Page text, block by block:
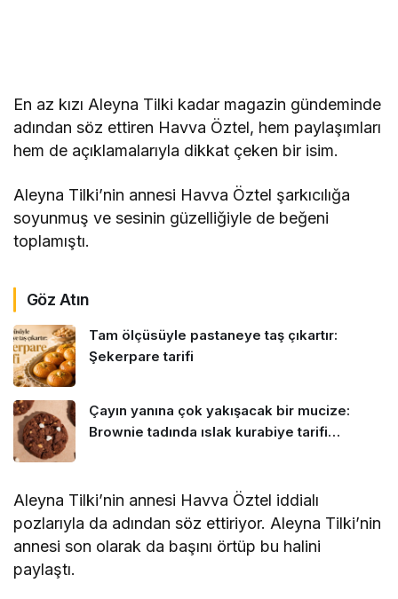
En az kızı Aleyna Tilki kadar magazin gündeminde
adından söz ettiren Havva Öztel, hem paylaşımları
hem de açıklamalarıyla dikkat çeken bir isim.
Aleyna Tilki’nin annesi Havva Öztel şarkıcılığa
soyunmuş ve sesinin güzelliğiyle de beğeni
toplamıştı.
Göz Atın
Tam ölçüsüyle pastaneye taş çıkartır:
Şekerpare tarifi
Çayın yanına çok yakışacak bir mucize:
Brownie tadında ıslak kurabiye tarifi…
Aleyna Tilki’nin annesi Havva Öztel iddialı
pozlarıyla da adından söz ettiriyor. Aleyna Tilki’nin
annesi son olarak da başını örtüp bu halini
paylaştı.